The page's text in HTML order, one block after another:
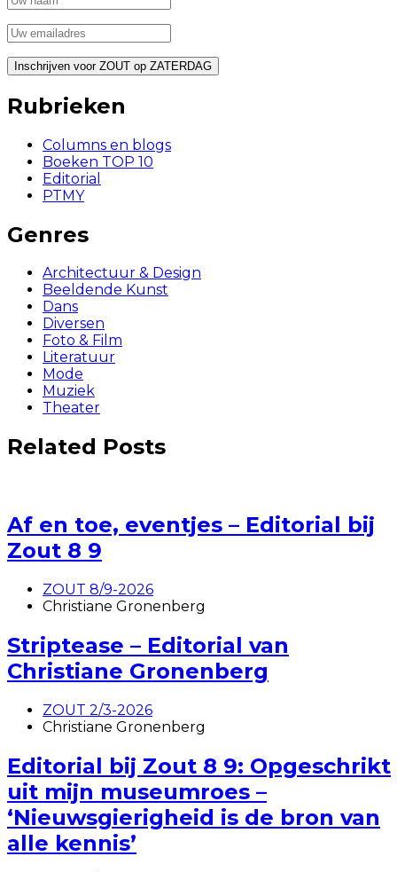
Rubrieken
Columns en blogs
Boeken TOP 10
Editorial
PTMY
Genres
Architectuur & Design
Beeldende Kunst
Dans
Diversen
Foto & Film
Literatuur
Mode
Muziek
Theater
Related Posts
Af en toe, eventjes – Editorial bij
Zout 8 9
ZOUT 8/9-2026
Christiane Gronenberg
Striptease – Editorial van
Christiane Gronenberg
ZOUT 2/3-2026
Christiane Gronenberg
Editorial bij Zout 8 9: Opgeschrikt
uit mijn museumroes –
‘Nieuwsgierigheid is de bron van
alle kennis’